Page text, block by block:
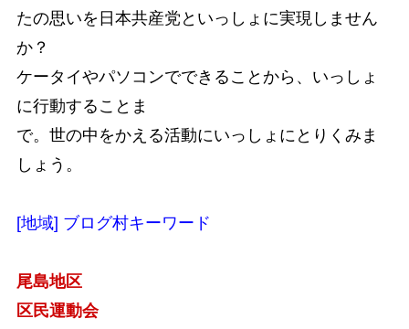
たの思いを日本共産党といっしょに実現しません
か？
ケータイやパソコンでできることから、いっしょ
に行動することま
で。世の中をかえる活動にいっしょにとりくみま
しょう。
[地域] ブログ村キーワード
尾島地区
区民運動会